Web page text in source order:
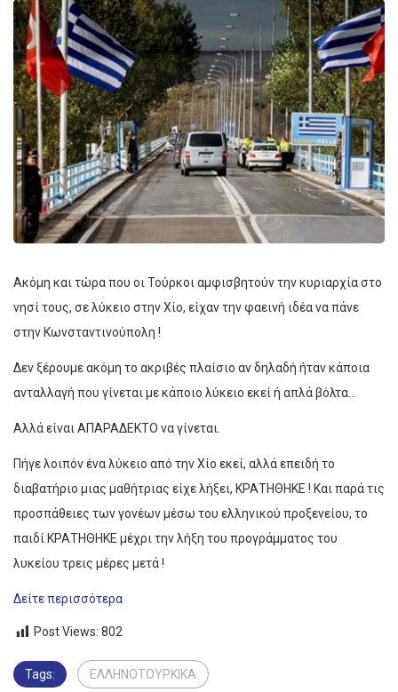
Ακόμη και τώρα που οι Τούρκοι αμφισβητούν την κυριαρχία στο
νησί τους, σε λύκειο στην Χίο, είχαν την φαεινή ιδέα να πάνε
στην Κωνσταντινούπολη !
Δεν ξέρουμε ακόμη το ακριβές πλαίσιο αν δηλαδή ήταν κάποια
ανταλλαγή που γίνεται με κάποιο λύκειο εκεί ή απλά βόλτα…
Αλλά είναι ΑΠΑΡΑΔΕΚΤΟ να γίνεται.
Πήγε λοιπόν ένα λύκειο από την Χίο εκεί, αλλά επειδή το
διαβατήριο μιας μαθήτριας είχε λήξει, ΚΡΑΤΗΘΗΚΕ ! Και παρά τις
προσπάθειες των γονέων μέσω του ελληνικού προξενείου, το
παιδί ΚΡΑΤΗΘΗΚΕ μέχρι την λήξη του προγράμματος του
λυκείου τρεις μέρες μετά !
Δείτε περισσότερα
Post Views: 802
Tags: ΕΛΛΗΝΟΤΟΥΡΚΙΚΑ